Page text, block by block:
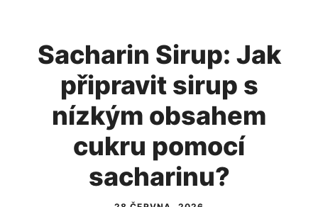
Sacharin Sirup: Jak
připravit sirup s
nízkým obsahem
cukru pomocí
sacharinu?